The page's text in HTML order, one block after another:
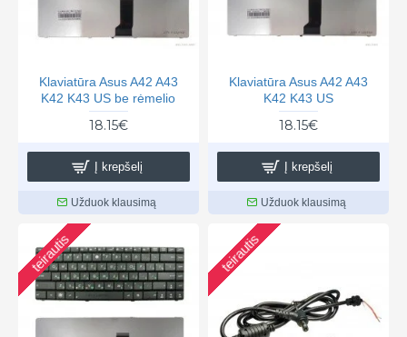
Klaviatūra Asus A42 A43
K42 K43 US be rėmelio
18.15€
Į krepšelį
Užduok klausimą
Klaviatūra Asus A42 A43
K42 K43 US
18.15€
Į krepšelį
Užduok klausimą
teirautis teirautis